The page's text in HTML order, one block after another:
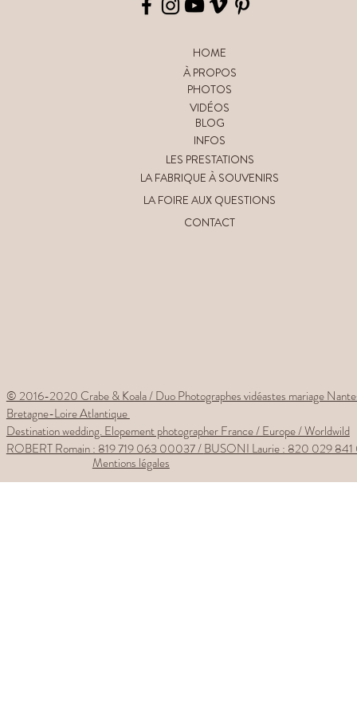
INFOS
LES PRESTATIONS
LA FABRIQUE À SOUVENIRS
LA FOIRE AUX QUESTIONS
CONTACT
BLOG
VIDÉOS
PHOTOS
À PROPOS
HOME
© 2016-2020 Crabe & Koala / Duo Photographes vidéastes mariage
Bretagne-Loire Atlantique
Destination wedding. Elopement photographer France / Europe / Worldwild
ROBERT Romain : 819 719 063 00037 /BUSONI Laurie : 820 029
Mentions légales